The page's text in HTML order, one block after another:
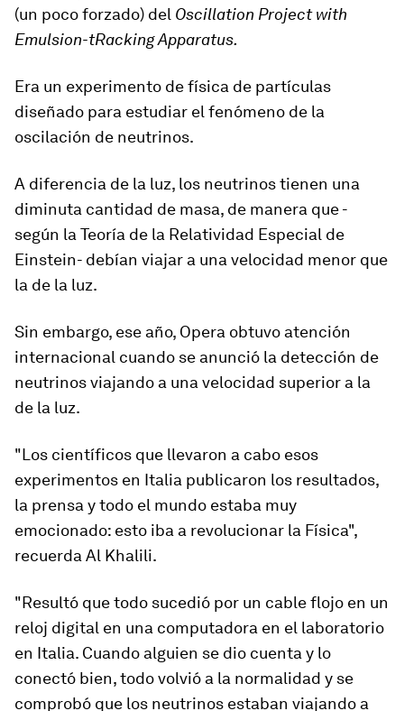
(un poco forzado) del Oscillation Project with
Emulsion-tRacking Apparatus.
Era un experimento de física de partículas
diseñado para estudiar el fenómeno de la
oscilación de neutrinos.
A diferencia de la luz, los neutrinos tienen una
diminuta cantidad de masa, de manera que -
según la Teoría de la Relatividad Especial de
Einstein- debían viajar a una velocidad menor que
la de la luz.
Sin embargo, ese año, Opera obtuvo atención
internacional cuando se anunció la detección de
neutrinos viajando a una velocidad superior a la
de la luz.​
"Los científicos que llevaron a cabo esos
experimentos en Italia publicaron los resultados,
la prensa y todo el mundo estaba muy
emocionado: esto iba a revolucionar la Física",
recuerda Al Khalili.
"Resultó que todo sucedió por un cable flojo en un
reloj digital en una computadora en el laboratorio
en Italia. Cuando alguien se dio cuenta y lo
conectó bien, todo volvió a la normalidad y se
comprobó que los neutrinos estaban viajando a